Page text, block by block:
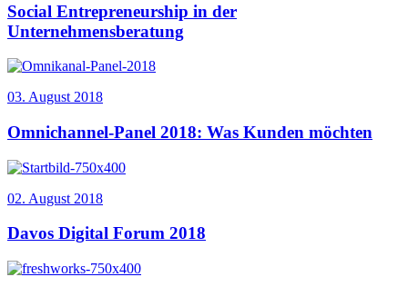
Social Entrepreneurship in der
Unternehmensberatung
03. August 2018
Omnichannel-Panel 2018: Was Kunden möchten
02. August 2018
Davos Digital Forum 2018